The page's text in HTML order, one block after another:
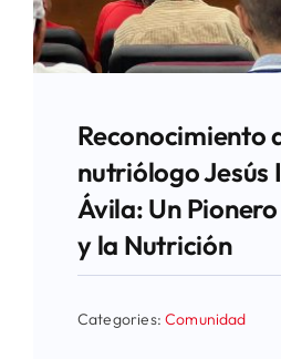
Reconocimiento
nutriólogo Jesús
Ávila: Un
y la Nutrición
Categories:Comunidad